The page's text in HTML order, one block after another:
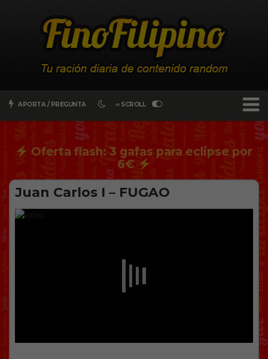
APORTA / PREGUNTA ∞ SCROLL
Oferta flash: 3 gafas para eclipse por
6€
Juan Carlos I – FUGAO